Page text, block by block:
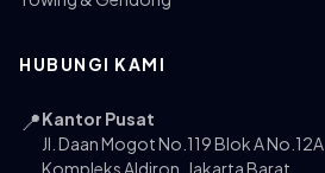
HUBUNGI KAMI
📍Kantor Pusat
Jl. Daan Mogot No.119 Blok A No.12A
Kompleks Aldiron, Jakarta Barat